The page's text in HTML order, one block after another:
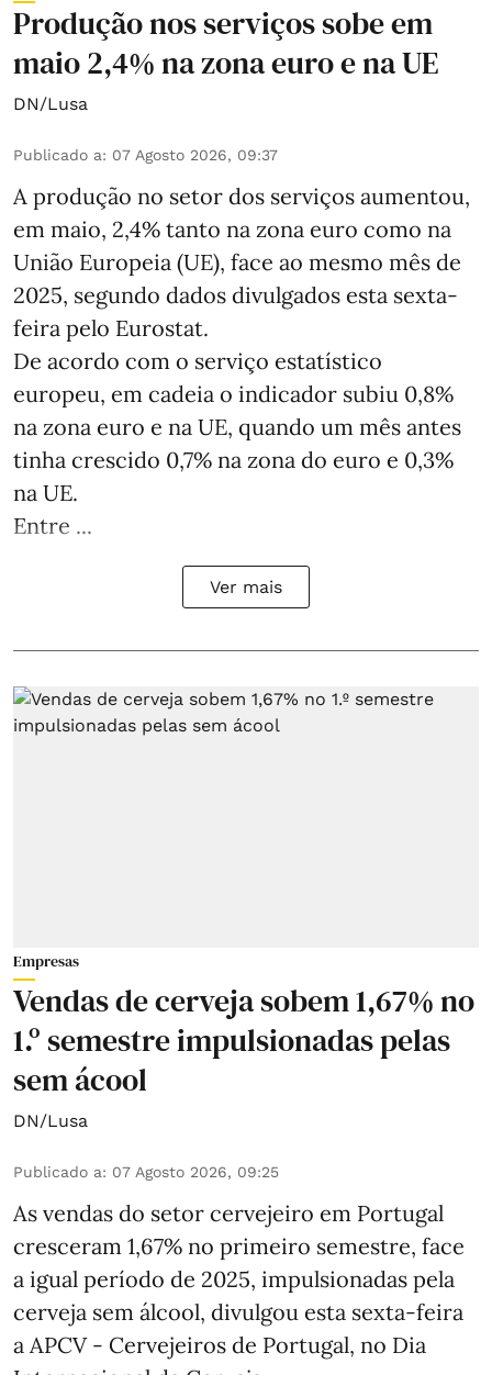
Produção nos serviços sobe em
maio 2,4% na zona euro e na UE
DN/Lusa
Publicado a: 07 Agosto 2026, 09:37
A produção no setor dos serviços aumentou,
em maio, 2,4% tanto na zona euro como na
União Europeia (UE), face ao mesmo mês de
2025, segundo dados divulgados esta sexta-
feira pelo Eurostat.
De acordo com o serviço estatístico
europeu, em cadeia o indicador subiu 0,8%
na zona euro e na UE, quando um mês antes
tinha crescido 0,7% na zona do euro e 0,3%
na UE.
Entre ...
Ver mais
Empresas
Vendas de cerveja sobem 1,67% no
1.º semestre impulsionadas pelas
sem ácool
DN/Lusa
Publicado a: 07 Agosto 2026, 09:25
As vendas do setor cervejeiro em Portugal
cresceram 1,67% no primeiro semestre, face
a igual período de 2025, impulsionadas pela
cerveja sem álcool, divulgou esta sexta-feira
a APCV - Cervejeiros de Portugal, no Dia